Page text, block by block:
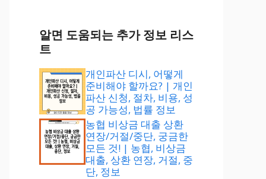
알면 도움되는 추가 정보 리스
트
개인파산 디시, 어떻게
준비해야 할까요? | 개인
파산 신청, 절차, 비용, 성
공 가능성, 법률 정보
농협 비상금 대출 상환
연장/거절/중단, 궁금한
모든 것! | 농협, 비상금
대출, 상환 연장, 거절, 중
단, 정보